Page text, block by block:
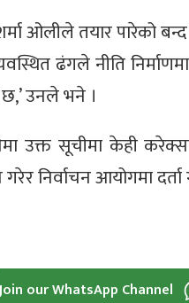
ओलीले तयार पारेको
ढंगले नीति
उनले भने ।
उक्त सूचीमा केही
निर्वाचन आयोगमा दर्ता
Join our WhatsApp Channel